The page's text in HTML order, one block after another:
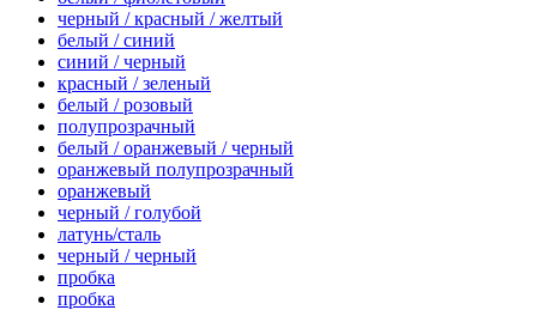
черный / красный / желтый
белый / синий
синий / черный
красный / зеленый
белый / розовый
полупрозрачный
белый / оранжевый / черный
оранжевый полупрозрачный
оранжевый
черный / голубой
латунь/сталь
черный / черный
пробка
пробка